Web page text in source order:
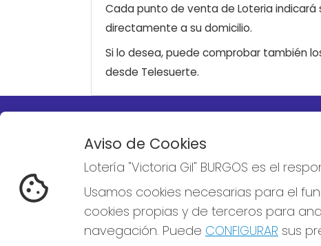
Cada punto de venta de Loteria indicará
directamente a su domicilio.
Si lo desea, puede comprobar también
desde Telesuerte.
LOTERÍA "VICTORIA GIL"
BURGOS
¿Quiénes somos?
Resultados
Contacto
Boletos digitales
Aviso de Cookies
Lotería "Victoria Gil" BURGOS es el
Usamos cookies necesarias para el
cookies propias y de terceros para
navegación. Puede CONFIGURAR sus